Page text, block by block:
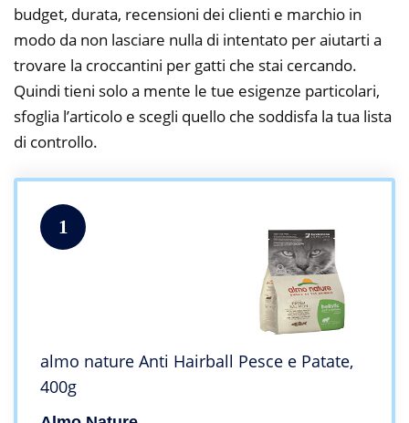
budget, durata, recensioni dei clienti e marchio in
modo da non lasciare nulla di intentato per aiutarti a
trovare la croccantini per gatti che stai cercando.
Quindi tieni solo a mente le tue esigenze particolari,
sfoglia l’articolo e scegli quello che soddisfa la tua lista
di controllo.
1
almo nature Anti Hairball Pesce e Patate,
400g